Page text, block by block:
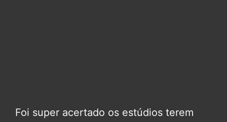
Foi super acertado os estúdios terem